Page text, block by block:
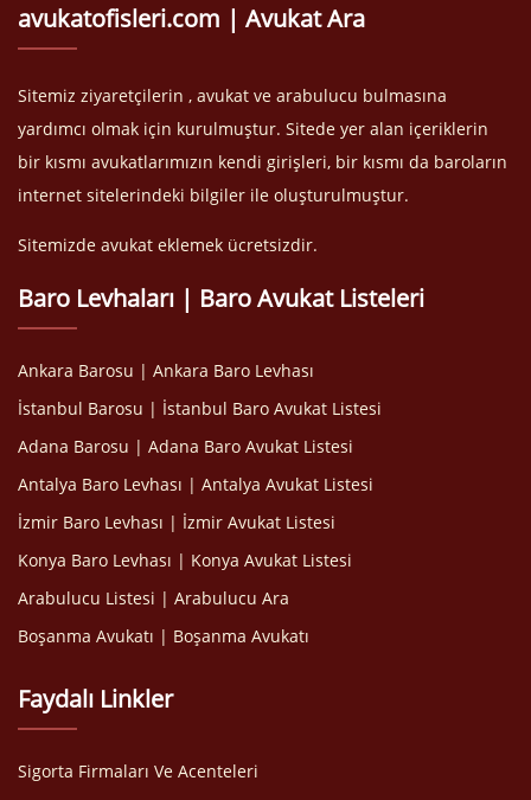
avukatofisleri.com | Avukat Ara
Sitemiz ziyaretçilerin , avukat ve arabulucu bulmasına
yardımcı olmak için kurulmuştur. Sitede yer alan içeriklerin
bir kısmı avukatlarımızın kendi girişleri, bir kısmı da baroların
internet sitelerindeki bilgiler ile oluşturulmuştur.
Sitemizde avukat eklemek ücretsizdir.
Baro Levhaları | Baro Avukat Listeleri
Ankara Barosu | Ankara Baro Levhası
İstanbul Barosu | İstanbul Baro Avukat Listesi
Adana Barosu | Adana Baro Avukat Listesi
Antalya Baro Levhası | Antalya Avukat Listesi
İzmir Baro Levhası | İzmir Avukat Listesi
Konya Baro Levhası | Konya Avukat Listesi
Arabulucu Listesi | Arabulucu Ara
Boşanma Avukatı | Boşanma Avukatı
Faydalı Linkler
Sigorta Firmaları Ve Acenteleri